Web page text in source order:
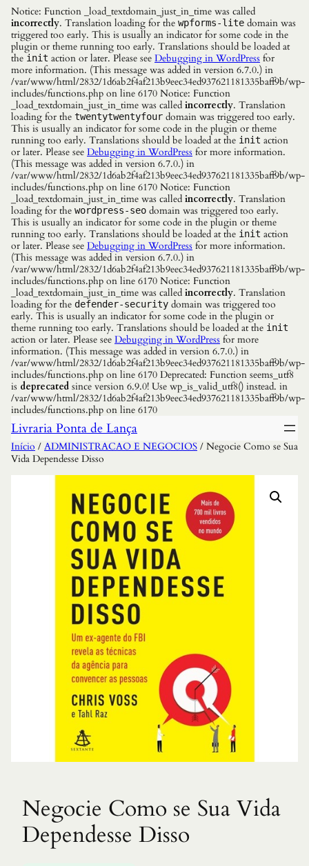
Notice: Function _load_textdomain_just_in_time was called
incorrectly. Translation loading for the wpforms-lite domain was
triggered too early. This is usually an indicator for some code in the
plugin or theme running too early. Translations should be loaded at
the init action or later. Please see Debugging in WordPress for
more information. (This message was added in version 6.7.0.) in
/var/www/html/2832/1d6ab2f4af213b9eec34ed937621181335baff9b/wp-
includes/functions.php on line 6170 Notice: Function
_load_textdomain_just_in_time was called incorrectly. Translation
loading for the twentytwentyfour domain was triggered too early.
This is usually an indicator for some code in the plugin or theme
running too early. Translations should be loaded at the init action
or later. Please see Debugging in WordPress for more information.
(This message was added in version 6.7.0.) in
/var/www/html/2832/1d6ab2f4af213b9eec34ed937621181335baff9b/wp-
includes/functions.php on line 6170 Notice: Function
_load_textdomain_just_in_time was called incorrectly. Translation
loading for the wordpress-seo domain was triggered too early.
This is usually an indicator for some code in the plugin or theme
running too early. Translations should be loaded at the init action
or later. Please see Debugging in WordPress for more information.
(This message was added in version 6.7.0.) in
/var/www/html/2832/1d6ab2f4af213b9eec34ed937621181335baff9b/wp-
includes/functions.php on line 6170 Notice: Function
_load_textdomain_just_in_time was called incorrectly. Translation
loading for the defender-security domain was triggered too
early. This is usually an indicator for some code in the plugin or
theme running too early. Translations should be loaded at the init
action or later. Please see Debugging in WordPress for more
information. (This message was added in version 6.7.0.) in
/var/www/html/2832/1d6ab2f4af213b9eec34ed937621181335baff9b/wp-
includes/functions.php on line 6170 Deprecated: Function seems_utf8
is deprecated since version 6.9.0! Use wp_is_valid_utf8() instead. in
/var/www/html/2832/1d6ab2f4af213b9eec34ed937621181335baff9b/wp-
includes/functions.php on line 6170
Livraria Ponta de Lança
Início / ADMINISTRACAO E NEGOCIOS / Negocie Como se Sua
Vida Dependesse Disso
Negocie Como se Sua Vida
Dependesse Disso